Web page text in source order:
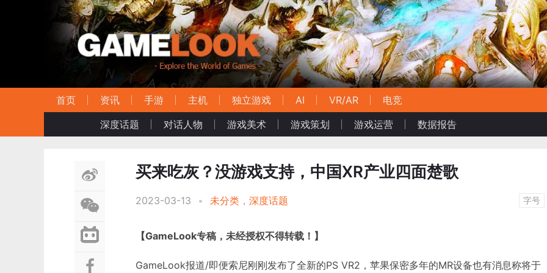
首页 资讯 手游 主机 独立游戏 AI VR/AR
电竞
深度话题
对话人物 游戏美术 游戏策划 游戏运营 数据报告
买来吃灰？没游戏支持，中国XR产业四面楚歌
2023-03-13 • 未分类 ， 深度话题 字号
【GameLook专稿，未经授权不得转载！】
GameLook报道/即便索尼刚刚发布了全新的PS VR2，苹果保密多年的MR设备也有消息称将于